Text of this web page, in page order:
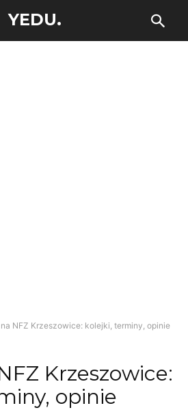
YEDU.
NFZ Krzeszowice: kolejki, terminy, opinie
Krzeszowice:
opinie